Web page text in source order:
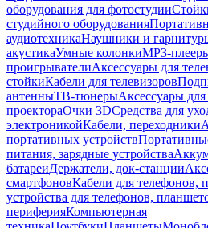
оборудования для фотостудии
студийного оборудования
аудиотехникаНаушники и
акустикаУмные колонкиMP3-
проигрывателиАксессуары для
стойкиКабели для телевизоров
антенныТВ-тюнерыАксессуары
проектораОчки 3DСредства для
электроникойКабели, переходники
портативных устройств
питания, зарядные устройства
батареиДержатели, док-станции
смартфоновКабели для телефонов,
устройства для телефонов,
периферияКомпьютерная